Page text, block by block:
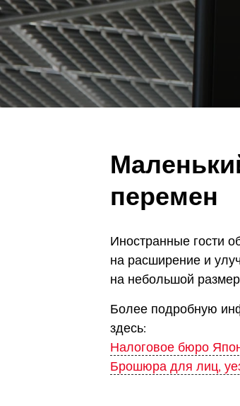
перемен
Иностранные гости
на расширение и
на небольшой
Более подробную
здесь:
Налоговое бюро
Брошюра для лиц,